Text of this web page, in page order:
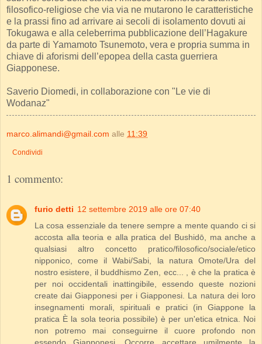
filosofico-religiose che via via ne mutarono le caratteristiche
e la prassi fino ad arrivare ai secoli di isolamento dovuti ai
Tokugawa e alla celeberrima pubblicazione dell’Hagakure
da parte di Yamamoto Tsunemoto, vera e propria summa in
chiave di aforismi dell’epopea della casta guerriera
Giapponese.
Saverio Diomedi, in collaborazione con "Le vie di
Wodanaz"
marco.alimandi@gmail.com alle 11:39
Condividi
1 commento:
furio detti 12 settembre 2019 alle ore 07:40
La cosa essenziale da tenere sempre a mente quando ci si
accosta alla teoria e alla pratica del Bushidō, ma anche a
qualsiasi altro concetto pratico/filosofico/sociale/etico
nipponico, come il Wabi/Sabi, la natura Omote/Ura del
nostro esistere, il buddhismo Zen, ecc... , è che la pratica è
per noi occidentali inattingibile, essendo queste nozioni
create dai Giapponesi per i Giapponesi. La natura dei loro
insegnamenti morali, spirituali e pratici (in Giappone la
pratica È la sola teoria possibile) è per un'etica etnica. Noi
non potremo mai conseguirne il cuore profondo non